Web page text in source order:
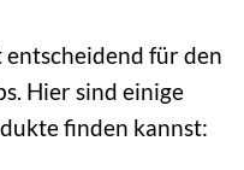
für den
Hier sind einige
finden kannst: